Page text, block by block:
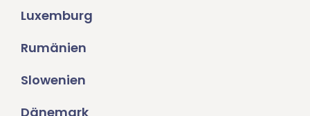
Luxemburg
Rumänien
Slowenien
Dänemark